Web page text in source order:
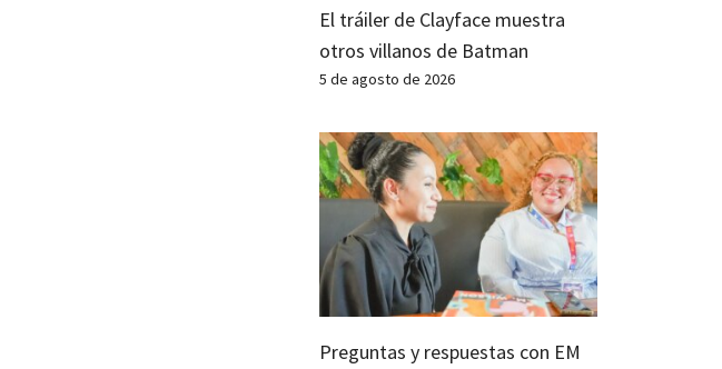
El tráiler de Clayface muestra
otros villanos de Batman
5 de agosto de 2026
Preguntas y respuestas con EM